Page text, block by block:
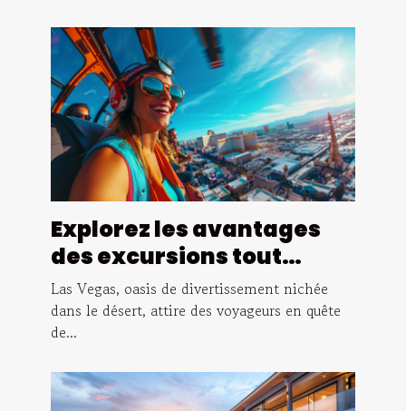
Explorez les avantages
des excursions tout
inclus à Las Vegas
Las Vegas, oasis de divertissement nichée
dans le désert, attire des voyageurs en quête
de...